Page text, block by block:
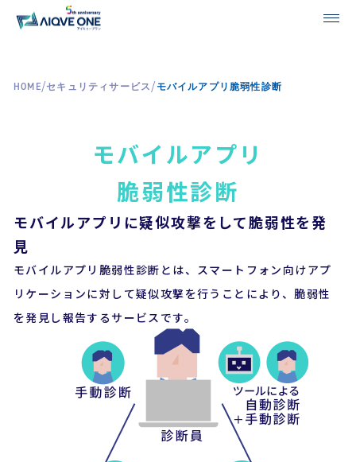
HOME/セキュリティサービス/モバイルアプリ脆弱性診断
モバイルアプリ
脆弱性診断
モバイルアプリに疑似攻撃をして脆弱性を発
見
モバイルアプリ脆弱性診断とは、スマートフォン向けアプ
リケーションに対して疑似攻撃を行うことにより、脆弱性
を発見し報告するサービスです。